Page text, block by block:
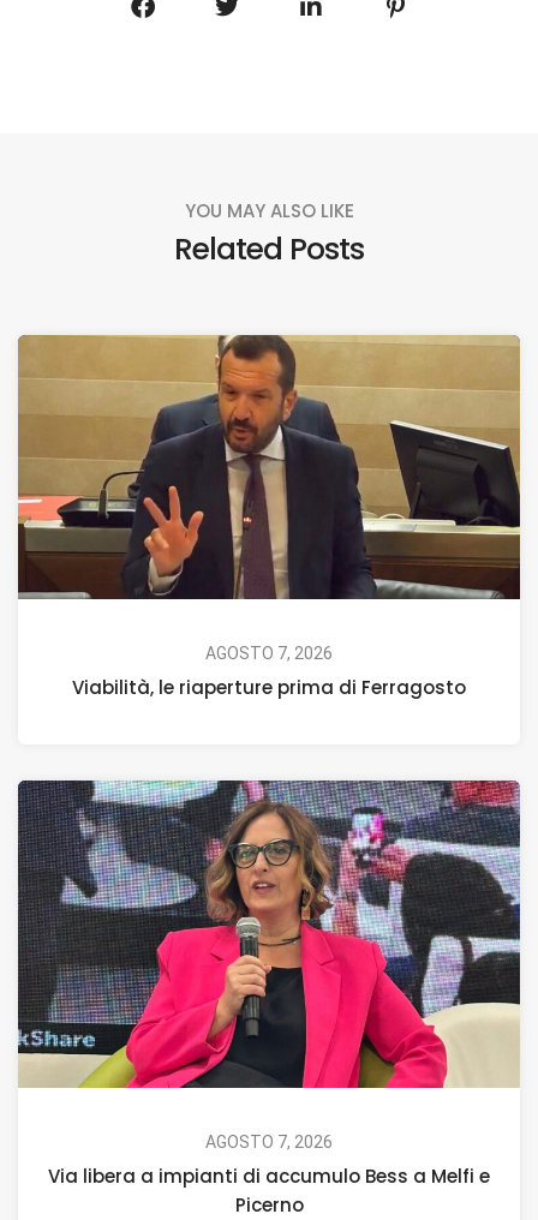
YOU MAY ALSO LIKE
Related Posts
AGOSTO 7, 2026
Viabilità, le riaperture prima di Ferragosto
AGOSTO 7, 2026
Via libera a impianti di accumulo Bess a Melfi e
Picerno